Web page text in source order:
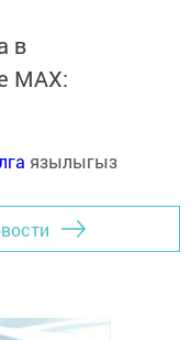
в
MАХ:
язылыгыз